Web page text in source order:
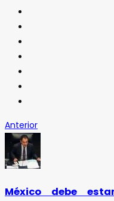
Anterior
México debe